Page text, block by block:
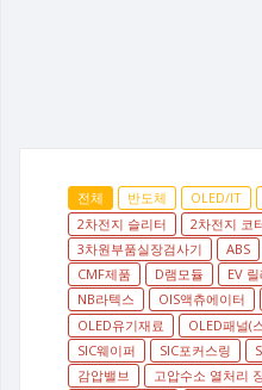
전체 반도체 OLED/IT
2차전지 슬리터
2차전지 코
3차원부품실장검사기
ABS
CMF제품
D램모듈 EV
NB라텍스
OIS액츄에이터
OLED유기재료
OLED패널(
SIC웨이퍼
SIC포커스링
감압밸브
고압수소 열처리